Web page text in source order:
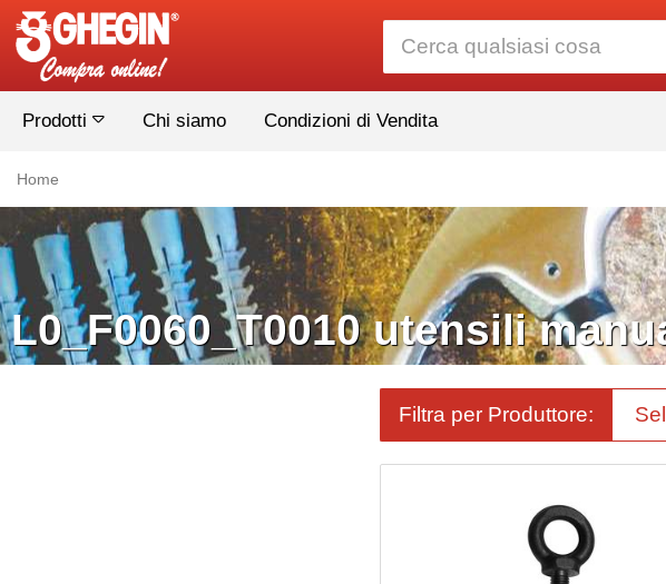
Prodotti Chi siamo Condizioni di Vendita
Home
L0_F0060_T0010 utensili
Filtra per Produttore: